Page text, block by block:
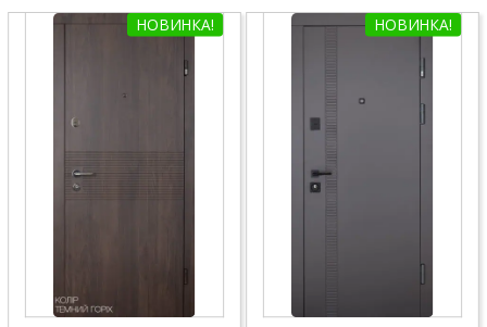
НОВИНКА! НОВИНКА!